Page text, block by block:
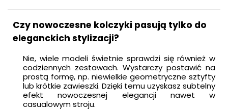
Czy nowoczesne kolczyki pasują tylko do
eleganckich stylizacji?
Nie, wiele modeli świetnie sprawdzi się również w
codziennych zestawach. Wystarczy postawić na
prostą formę, np. niewielkie geometryczne sztyfty
lub krótkie zawieszki. Dzięki temu uzyskasz subtelny
efekt nowoczesnej elegancji nawet w
casualowym stroju.